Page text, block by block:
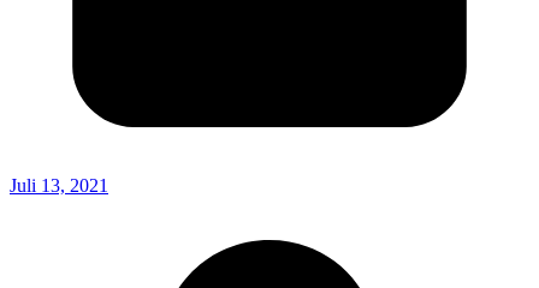
Juli 13, 2021